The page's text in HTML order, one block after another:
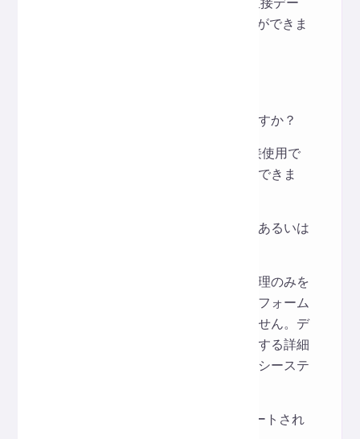
タのフォーマットと検証を行うことができま
インストールや登録は必要ですか？
いいえ、Webページから直接使用で
きます。無料で、すぐに使用できま
入力内容は保存されますか、あるいは
このツールはリアルタイム処理のみを
目的としています。プラットフォーム
はユーザーデータを保存しません。デ
ータ処理とプライバシーに関する詳細
は、ウェブサイトのプライバシーステ
どのようなJSON機能がサポートされ